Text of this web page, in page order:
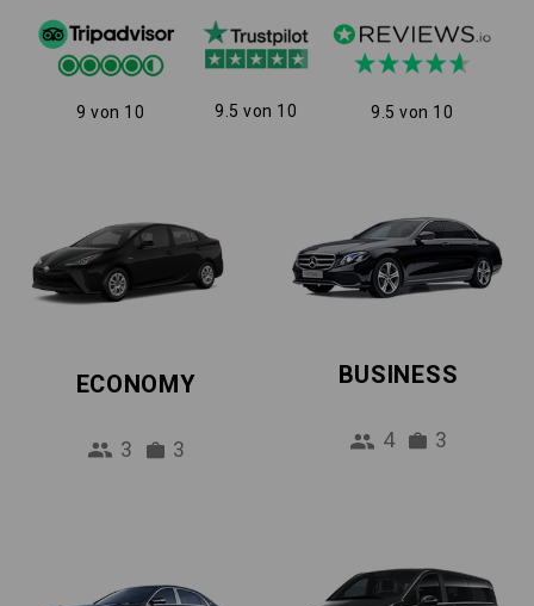
9 von 10 9.5 von 10 9.5 von 10
ECONOMY
3 3
BUSINESS
4 3